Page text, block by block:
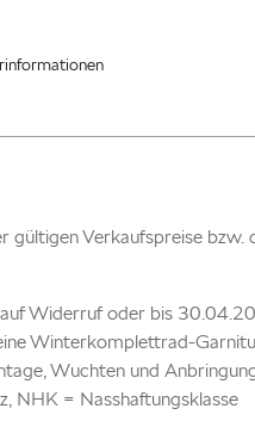
gültigen Verkaufspreise bzw.
Widerruf oder bis
Winterkomplettrad-
Wuchten und
NHK = Nasshaftungsklasse